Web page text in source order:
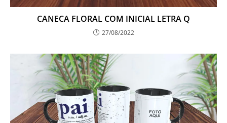
CANECA FLORAL COM INICIAL LETRA Q
27/08/2022